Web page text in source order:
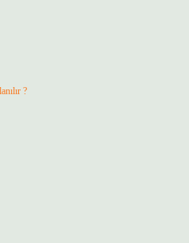
?